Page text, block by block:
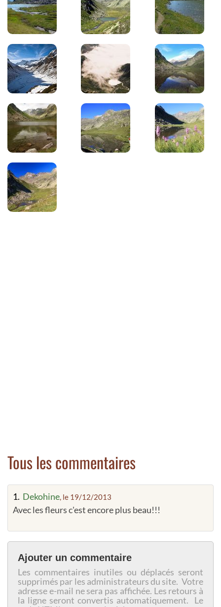
Tous les commentaires
1. Dekohine, le 19/12/2013
Avec les fleurs c'est encore plus beau!!!
Ajouter un commentaire
Les commentaires inutiles ou déplacés seront
supprimés par les administrateurs du site. Votre
adresse e-mail ne sera pas affichée. Les retours à
la ligne seront convertis automatiquement. Le